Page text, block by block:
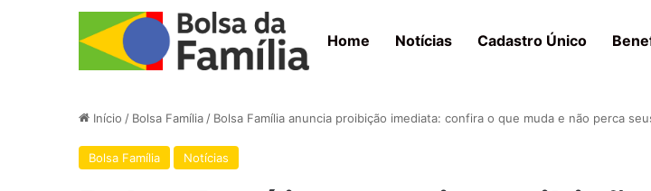
Home Notícias Cadastro Único
Início / Bolsa Família / Bolsa Família anuncia proibição imediata: confira o que muda e não perca
Bolsa Família Notícias